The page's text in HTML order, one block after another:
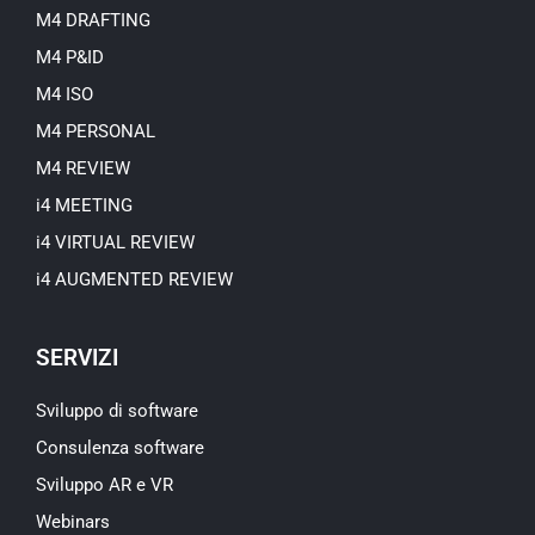
M4 DRAFTING
M4 P&ID
M4 ISO
M4 PERSONAL
M4 REVIEW
i4 MEETING
i4 VIRTUAL REVIEW
i4 AUGMENTED REVIEW
SERVIZI
Sviluppo di software
Consulenza software
Sviluppo AR e VR
Webinars